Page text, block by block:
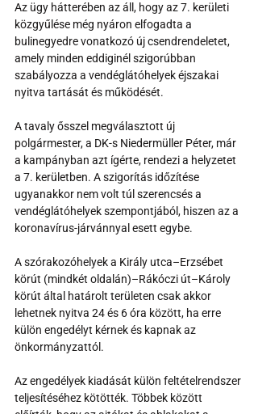
Az ügy hátterében az áll, hogy az 7. kerületi
közgyűlése még nyáron elfogadta a
bulinegyedre vonatkozó új csendrendeletet,
amely minden eddiginél szigorúbban
szabályozza a vendéglátóhelyek éjszakai
nyitva tartását és működését.
A tavaly ősszel megválasztott új
polgármester, a DK-s Niedermüller Péter, már
a kampányban azt ígérte, rendezi a helyzetet
a 7. kerületben. A szigorítás időzítése
ugyanakkor nem volt túl szerencsés a
vendéglátóhelyek szempontjából, hiszen az a
koronavírus-járvánnyal esett egybe.
A szórakozóhelyek a Király utca–Erzsébet
körút (mindkét oldalán)–Rákóczi út–Károly
körút által határolt területen csak akkor
lehetnek nyitva 24 és 6 óra között, ha erre
külön engedélyt kérnek és kapnak az
önkormányzattól.
Az engedélyek kiadását külön feltételrendszer
teljesítéséhez kötötték. Többek között